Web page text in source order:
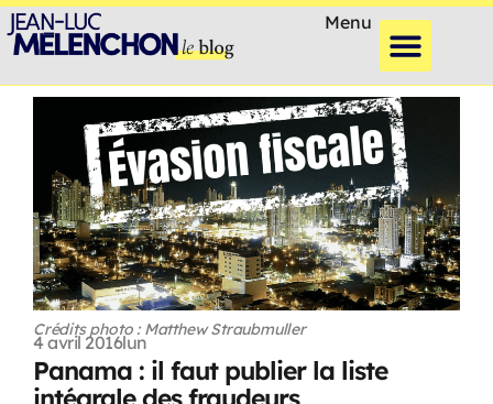
Menu
Crédits photo : Matthew Straubmuller
4 avril 2016lun
Panama : il faut publier la liste
intégrale des fraudeurs